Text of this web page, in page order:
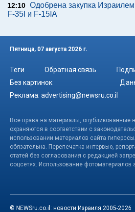
12:10 Одобрена закупка
F-35I и F-15IA
Пятница, 07 августа 2026 г.
Теги Обратная связь
Без картинок
Реклама: advertising@newsru.co.il
Все права на материалы, опубликованные
охраняются в соответствии с
использовании материалов сайта
обязательна. Перепечатка интервью,
статей без согласования с редакцией
соцсетях. Использование фотоматериалов
© NEWSru.co.il: новости Израиля 2005-2026